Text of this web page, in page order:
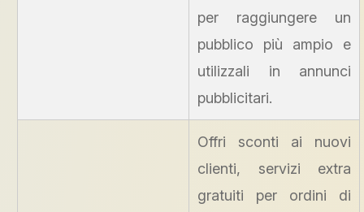
per raggiungere un
pubblico più ampio e
utilizzali in annunci
pubblicitari.
Offri sconti ai nuovi
clienti, servizi extra
gratuiti per ordini di